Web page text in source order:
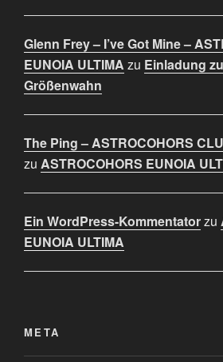
Glenn Frey – I’ve Got Mine –
EUNOIA ULTIMA zu Einladung
Größenwahn
The Ping – ASTROCOHORS
zu ASTROCOHORS EUNOIA
Ein WordPress-Kommentatorzu
EUNOIA ULTIMA
META